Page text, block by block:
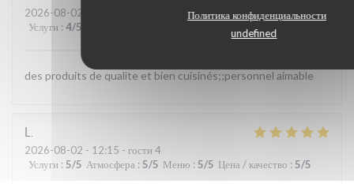
Политика конфиденциальности
undefined
2026-08-02
Услуги : 4/5 Цена / качество
des produits de qualite et bien cuisinés;;personnel aimable
L
2026-08-02 - 12:15 - гости 4
Услуги : 5/5 Атмосфера : 5/5 Меню : 5/5 Цена / качество : 5/5